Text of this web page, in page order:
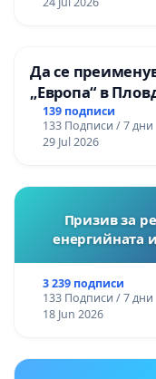
Да се
„Европа“ в
139 подписи
133 Подписи / 7 дни
29 Jul 2026
Призив за
енергийната
3 239 подписи
133 Подписи / 7 дни
18 Jun 2026